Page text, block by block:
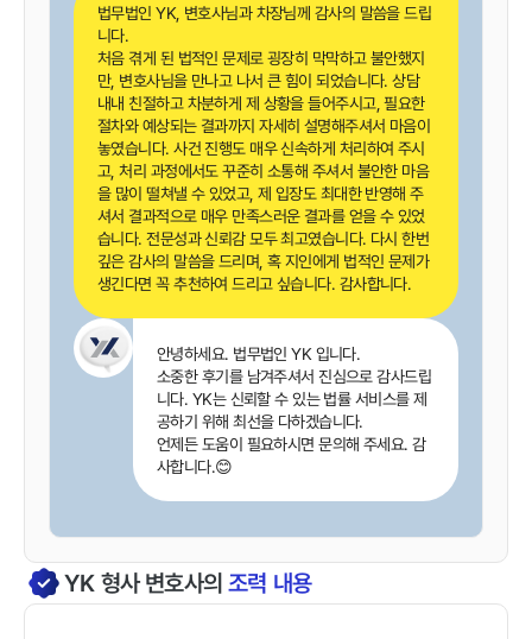
법무법인 YK, 변호사님과 차장님께 감사의 말씀을 드립
니다.
처음 겪게 된 법적인 문제로 굉장히 막막하고 불안했지
만, 변호사님을 만나고 나서 큰 힘이 되었습니다. 상담
내내 친절하고 차분하게 제 상황을 들어주시고, 필요한
절차와 예상되는 결과까지 자세히 설명해주셔서 마음이
놓였습니다. 사건 진행도 매우 신속하게 처리하여 주시
고, 처리 과정에서도 꾸준히 소통해 주셔서 불안한 마음
을 많이 떨쳐낼 수 있었고, 제 입장도 최대한 반영해 주
셔서 결과적으로 매우 만족스러운 결과를 얻을 수 있었
습니다. 전문성과 신뢰감 모두 최고였습니다. 다시 한번
깊은 감사의 말씀을 드리며, 혹 지인에게 법적인 문제가
생긴다면 꼭 추천하여 드리고 싶습니다. 감사합니다.
안녕하세요. 법무법인 YK 입니다.
소중한 후기를 남겨주셔서 진심으로 감사드립
니다. YK는 신뢰할 수 있는 법률 서비스를 제
공하기 위해 최선을 다하겠습니다.
언제든 도움이 필요하시면 문의해 주세요. 감
사합니다.😊
YK형사변호사의조력 내용